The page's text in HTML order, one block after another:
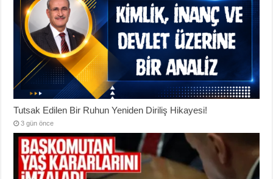
Tutsak Edilen Bir Ruhun Yeniden Diriliş Hikayesi!
3 gün önce